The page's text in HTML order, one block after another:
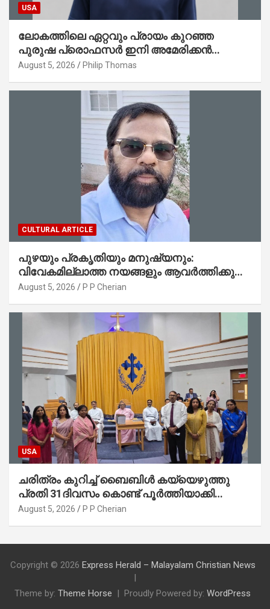
USA
ലോകത്തിലെ ഏറ്റവും പ്രായം കുറഞ്ഞ
പുരുഷ പ്രൊഫസർ ഇനി അമേരിക്കൻ
മലയാളി നേഥൻ തോമസ്
August 5, 2026 Philip Thomas
CULTURAL ARTICLE
പുഴയും പ്രകൃതിയും മനുഷ്യനും:
വിവേകമില്ലാത്ത നയങ്ങളും ആവർത്തിക്കുന്ന
ദുരന്തങ്ങളും : റവ. ജെയിംസ് കെ.
August 5, 2026 P P Cherian
USA
ചരിത്രം കുറിച്ച് ബൈബിൾ കയ്യെഴുത്തു
പ്രതി 31ദിവസം കൊണ്ട് പൂർത്തിയാക്കി
മാർത്തോമ്മാ ചർച്ച് ഓഫ് ഡാളസ് ഫാർമേഴ്‌സ്
August 5, 2026 P P Cherian
Copyright © 2026 Express Herald – Malayalam Christian News
Theme by: Theme Horse Proudly Powered by: WordPress